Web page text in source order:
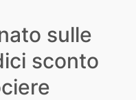
sulle
sconto